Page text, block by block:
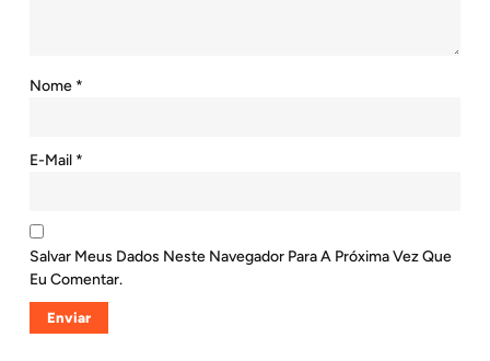
Nome *
E-Mail *
Salvar Meus Dados Neste Navegador Para A Próxima Vez Que
Eu Comentar.